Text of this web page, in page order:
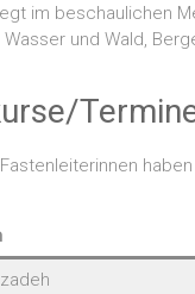
im beschaulichen
Wasser und Wald,